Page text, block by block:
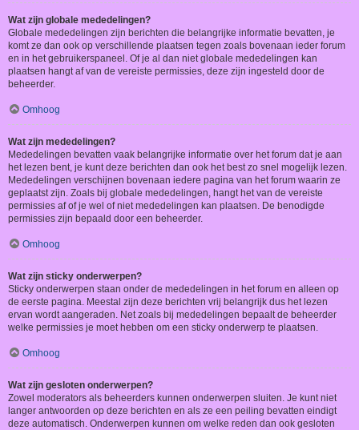
Wat zijn globale mededelingen?
Globale mededelingen zijn berichten die belangrijke informatie bevatten, je
komt ze dan ook op verschillende plaatsen tegen zoals bovenaan ieder forum
en in het gebruikerspaneel. Of je al dan niet globale mededelingen kan
plaatsen hangt af van de vereiste permissies, deze zijn ingesteld door de
beheerder.
Omhoog
Wat zijn mededelingen?
Mededelingen bevatten vaak belangrijke informatie over het forum dat je aan
het lezen bent, je kunt deze berichten dan ook het best zo snel mogelijk lezen.
Mededelingen verschijnen bovenaan iedere pagina van het forum waarin ze
geplaatst zijn. Zoals bij globale mededelingen, hangt het van de vereiste
permissies af of je wel of niet mededelingen kan plaatsen. De benodigde
permissies zijn bepaald door een beheerder.
Omhoog
Wat zijn sticky onderwerpen?
Sticky onderwerpen staan onder de mededelingen in het forum en alleen op
de eerste pagina. Meestal zijn deze berichten vrij belangrijk dus het lezen
ervan wordt aangeraden. Net zoals bij mededelingen bepaalt de beheerder
welke permissies je moet hebben om een sticky onderwerp te plaatsen.
Omhoog
Wat zijn gesloten onderwerpen?
Zowel moderators als beheerders kunnen onderwerpen sluiten. Je kunt niet
langer antwoorden op deze berichten en als ze een peiling bevatten eindigt
deze automatisch. Onderwerpen kunnen om welke reden dan ook gesloten